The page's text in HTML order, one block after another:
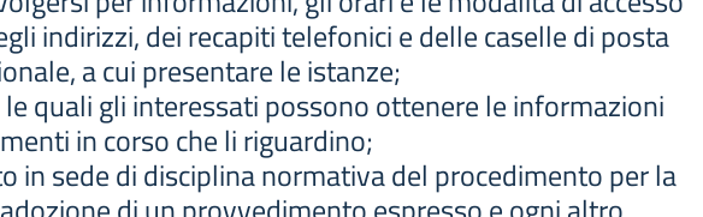
indirizzi, dei recapiti telefonici e delle caselle di posta
a cui presentare le istanze;
quali gli interessati possono ottenere le informazioni
in corso che li riguardino;
in sede di disciplina normativa del procedimento per la